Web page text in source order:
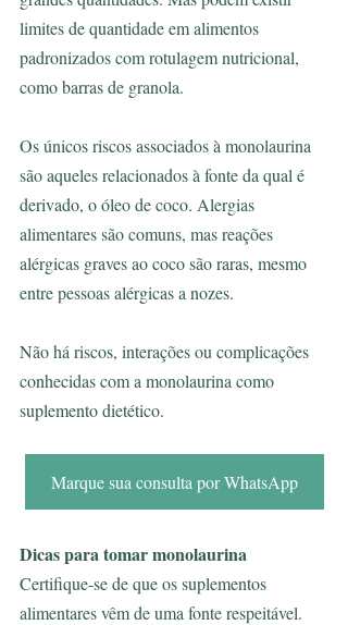
limites de quantidade em alimentos
padronizados com rotulagem nutricional,
como barras de granola.
Os únicos riscos associados à monolaurina
são aqueles relacionados à fonte da qual é
derivado, o óleo de coco. Alergias
alimentares são comuns, mas reações
alérgicas graves ao coco são raras, mesmo
entre pessoas alérgicas a nozes.
Não há riscos, interações ou complicações
conhecidas com a monolaurina como
suplemento dietético.
Marque sua consulta por WhatsApp
Dicas para tomar monolaurina
Certifique-se de que os suplementos
alimentares vêm de uma fonte respeitável.